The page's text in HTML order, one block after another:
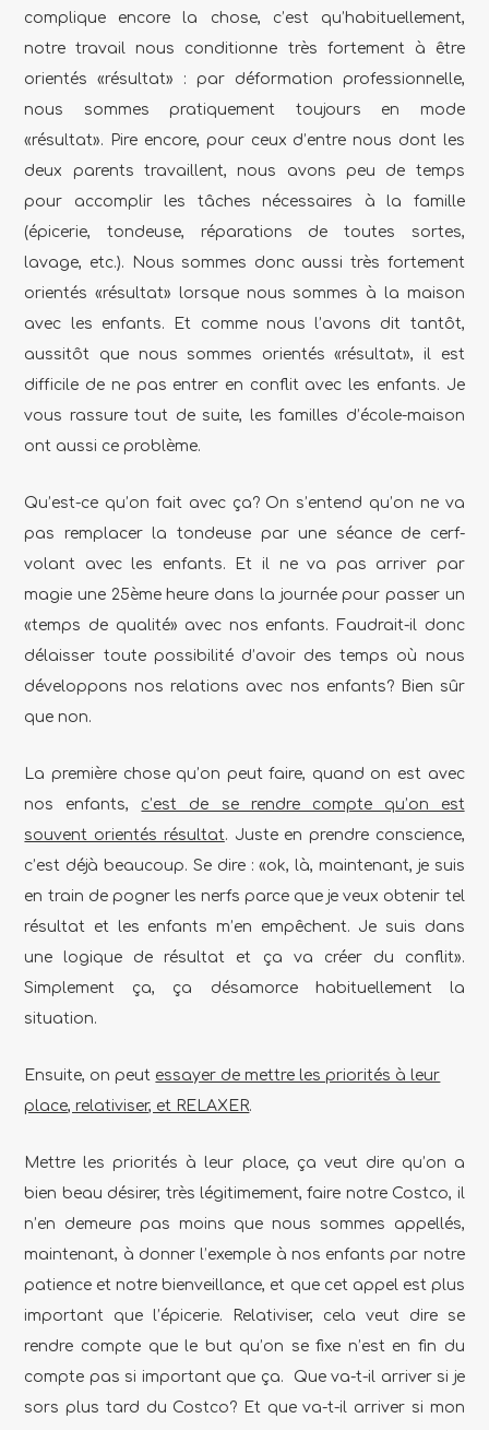
complique encore la chose, c’est qu’habituellement,
notre travail nous conditionne très fortement à être
orientés «résultat» : par déformation professionnelle,
nous sommes pratiquement toujours en mode
«résultat». Pire encore, pour ceux d’entre nous dont les
deux parents travaillent, nous avons peu de temps
pour accomplir les tâches nécessaires à la famille
(épicerie, tondeuse, réparations de toutes sortes,
lavage, etc.). Nous sommes donc aussi très fortement
orientés «résultat» lorsque nous sommes à la maison
avec les enfants. Et comme nous l’avons dit tantôt,
aussitôt que nous sommes orientés «résultat», il est
difficile de ne pas entrer en conflit avec les enfants. Je
vous rassure tout de suite, les familles d’école-maison
ont aussi ce problème.
Qu’est-ce qu’on fait avec ça? On s’entend qu’on ne va
pas remplacer la tondeuse par une séance de cerf-
volant avec les enfants. Et il ne va pas arriver par
magie une 25ème heure dans la journée pour passer un
«temps de qualité» avec nos enfants. Faudrait-il donc
délaisser toute possibilité d’avoir des temps où nous
développons nos relations avec nos enfants? Bien sûr
que non.
La première chose qu’on peut faire, quand on est avec
nos enfants, c’est de se rendre compte qu’on est
souvent orientés résultat. Juste en prendre conscience,
c’est déjà beaucoup. Se dire : «ok, là, maintenant, je suis
en train de pogner les nerfs parce que je veux obtenir tel
résultat et les enfants m’en empêchent. Je suis dans
une logique de résultat et ça va créer du conflit».
Simplement ça, ça désamorce habituellement la
situation.
Ensuite, on peut essayer de mettre les priorités à leur
place, relativiser, et RELAXER.
Mettre les priorités à leur place, ça veut dire qu’on a
bien beau désirer, très légitimement, faire notre Costco, il
n’en demeure pas moins que nous sommes appellés,
maintenant, à donner l’exemple à nos enfants par notre
patience et notre bienveillance, et que cet appel est plus
important que l’épicerie. Relativiser, cela veut dire se
rendre compte que le but qu’on se fixe n’est en fin du
compte pas si important que ça. Que va-t-il arriver si je
sors plus tard du Costco? Et que va-t-il arriver si mon